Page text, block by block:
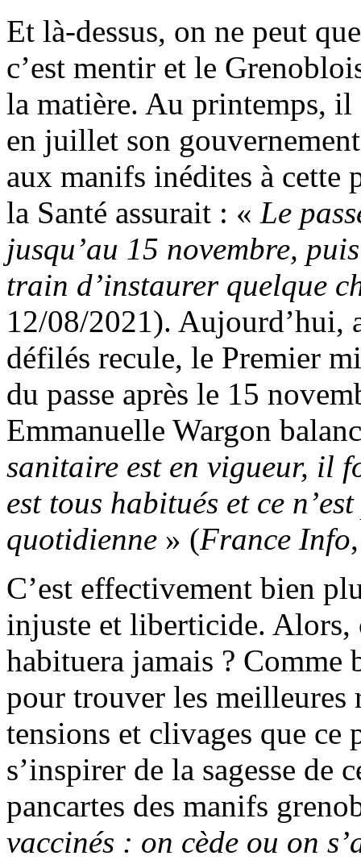
Et là-dessus, on ne peut
c’est mentir et le
la matière. Au printemps, il
en juillet son
aux manifs inédites à cette
la Santé assurait : « Le
jusqu’au 15 novembre,
train d’instaurer quelque
12/08/2021). Aujourd’hui,
défilés recule, le Premier
du passe après le 15
Emmanuelle Wargon
sanitaire est en vigueur, il
est tous habitués et ce
quotidienne » (France Info
C’est effectivement bien
injuste et liberticide. Alors,
habituera jamais ? Comme
pour trouver les meilleures
tensions et clivages que ce
s’inspirer de la sagesse de
pancartes des manifs
vaccinés : on cède ou on